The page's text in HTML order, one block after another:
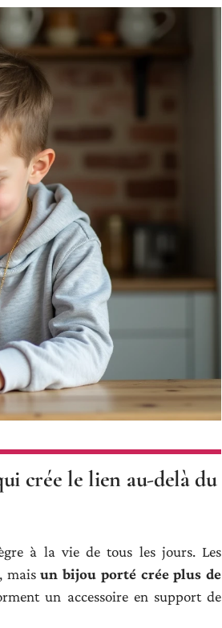
crée le lien au-delà du
à la vie de tous les jours. Les
maisun bijou porté crée plus de
un accessoire en support de